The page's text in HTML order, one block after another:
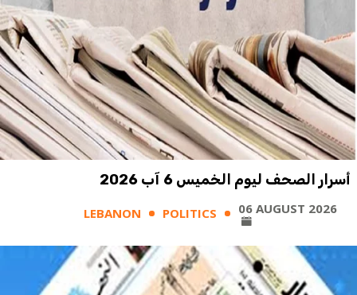
أسرار الصحف ليوم الخميس 6 آب 2026
LEBANON POLITICS 06 AUGUST 2026